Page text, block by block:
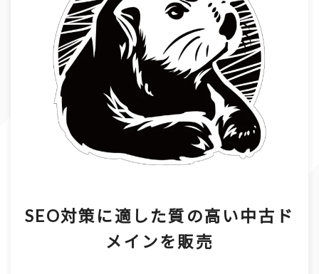
SEO対策に適した質の高い中古ド
メインを販売